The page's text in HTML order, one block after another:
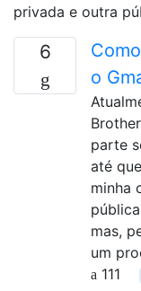
privada e outra
6
o
parte
até
minha
mas,
um
111